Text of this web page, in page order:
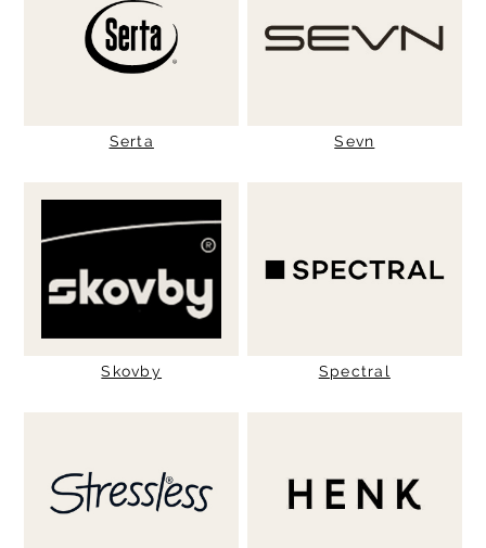
Serta Sevn
Skovby Spectral